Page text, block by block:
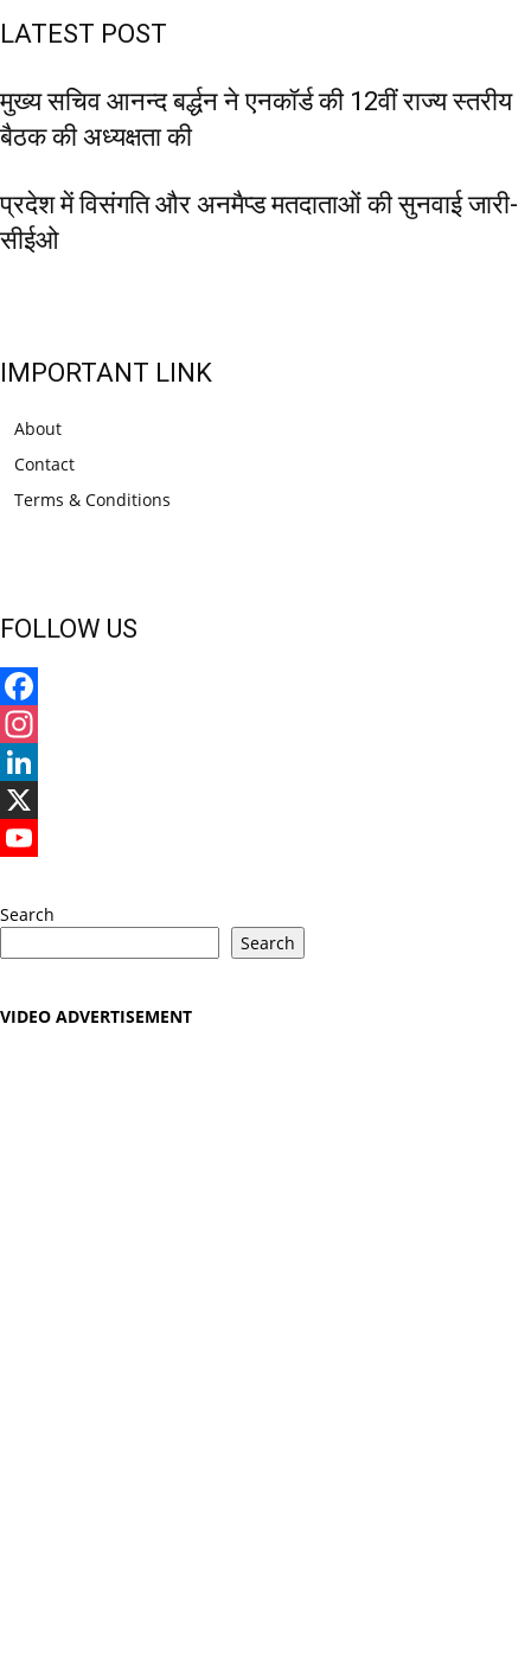
LATEST POST
मुख्य सचिव आनन्द बर्द्धन ने एनकॉर्ड की 12वीं राज्य स्तरीय
बैठक की अध्यक्षता की
प्रदेश में विसंगति और अनमैप्ड मतदाताओं की सुनवाई जारी-
सीईओ
IMPORTANT LINK
About
Contact
Terms & Conditions
FOLLOW US
Facebook
Instagram
LinkedIn
X
Search
Search
VIDEO ADVERTISEMENT